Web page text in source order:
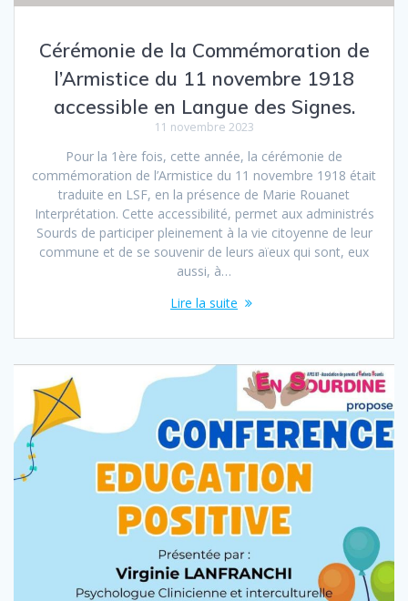
Cérémonie de la Commémoration de
l’Armistice du 11 novembre 1918
accessible en Langue des Signes.
11 novembre 2023
Pour la 1ère fois, cette année, la cérémonie de
commémoration de l’Armistice du 11 novembre 1918 était
traduite en LSF, en la présence de Marie Rouanet
Interprétation. Cette accessibilité, permet aux administrés
Sourds de participer pleinement à la vie citoyenne de leur
commune et de se souvenir de leurs aïeux qui sont, eux
aussi, à…
Lire la suite